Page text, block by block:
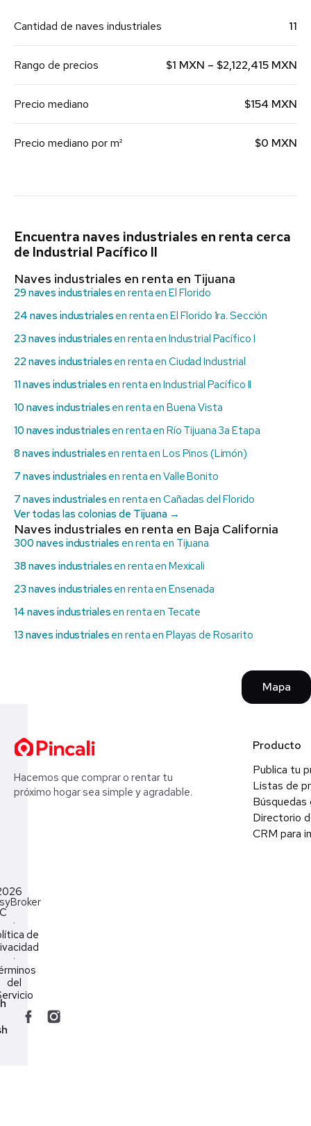
Cantidad de naves industriales 11
Rango de precios $1 MXN – $2,122,415 MXN
Precio mediano $154 MXN
Precio mediano por m² $0 MXN
Encuentra naves industriales en renta cerca
de Industrial Pacífico II
Naves industriales en renta en Tijuana
29 naves industriales en renta en El Florido
24 naves industriales en renta en El Florido 1ra. Sección
23 naves industriales en renta en Industrial Pacífico I
22 naves industriales en renta en Ciudad Industrial
11 naves industriales en renta en Industrial Pacífico II
10 naves industriales en renta en Buena Vista
10 naves industriales en renta en Río Tijuana 3a Etapa
8 naves industriales en renta en Los Pinos (Limón)
7 naves industriales en renta en Valle Bonito
7 naves industriales en renta en Cañadas del Florido
Ver todas las colonias de Tijuana →
Naves industriales en renta en Baja California
300 naves industriales en renta en Tijuana
38 naves industriales en renta en Mexicali
23 naves industriales en renta en Ensenada
14 naves industriales en renta en Tecate
13 naves industriales en renta en Playas de Rosarito
Mapa
Hacemos que comprar o rentar tu
próximo hogar sea simple y agradable.
Producto
Publica tu
Listas de
Búsquedas
Directorio
CRM para
·
de
·
del